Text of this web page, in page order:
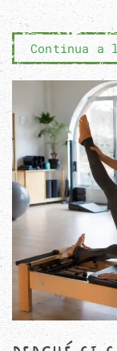
Continua a